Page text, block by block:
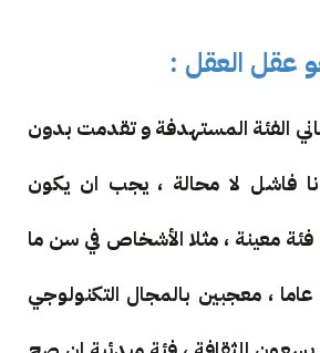
عقل العقل :
الفئة المستهدفة و تقدمت بدون
فاشل لا محالة ، يجب ان يكون
معينة ، مثلا الأشخاص في سن ما
بين 12 عاما و 30 عاما ، معجبين بالمجال التكنولوجي